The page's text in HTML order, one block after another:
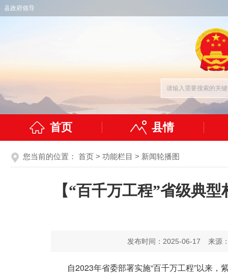
县政府领导
首页 县情
您当前的位置： 首页 > 功能栏目 > 新闻轮播图
【“百千万工程”省级典
发布时间：2025-06-17 来源
自2023年省委部署实施“百千万工程”以来，